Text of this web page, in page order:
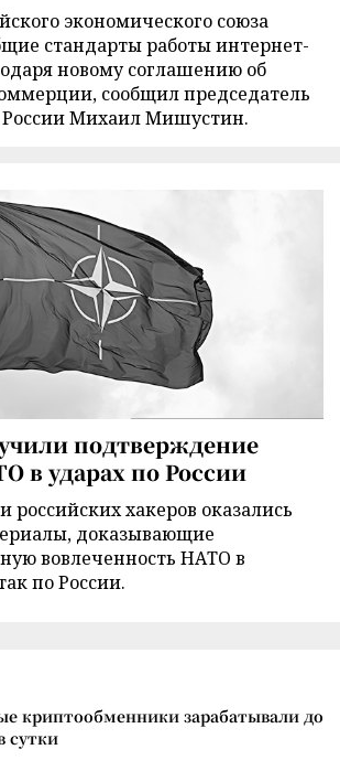
экономического союза
стандарты работы интернет-
новому соглашению об
сообщил председатель
России Михаил Мишустин.
подтверждение
в ударах по России
российских хакеров оказались
доказывающие
вовлеченность НАТО в
по России.
криптообменники зарабатывали до
сутки